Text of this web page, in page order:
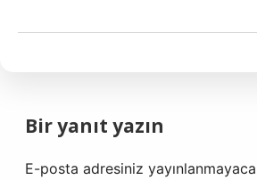
Bir yanıt yazın
E-posta adresiniz